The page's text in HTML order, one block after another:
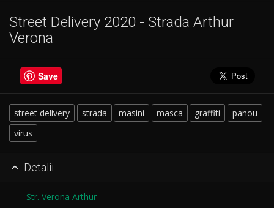
Street Delivery 2020 - Strada Arthur
Verona
Save
street delivery strada masini masca graffiti
panou
virus
 Detalii
Str. Verona Arthur